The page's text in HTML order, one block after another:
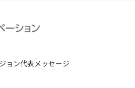
ョン代表メッセージ